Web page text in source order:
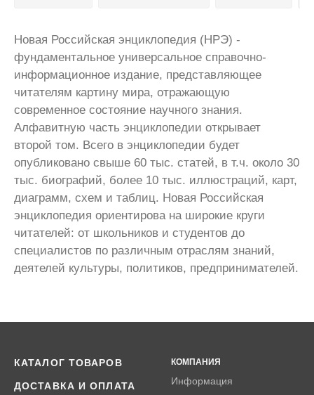
Новая Российская энциклопедия (НРЭ) -
фундаментальное универсальное справочно-
информационное издание, представляющее
читателям картину мира, отражающую
современное состояние научного знания.
Алфавитную часть энциклопедии открывает
второй том. Всего в энциклопедии будет
опубликовано свыше 60 тыс. статей, в т.ч. около 30
тыс. биографий, более 10 тыс. иллюстраций, карт,
диаграмм, схем и таблиц. Новая Российская
энциклопедия ориентирова на широкие круги
читателей: от школьников и студентов до
специалистов по различным отраслям знаний,
деятелей культуры, политиков, предпринимателей.
КАТАЛОГ ТОВАРОВ
ДОСТАВКА И ОПЛАТА
КОМПАНИЯ
Информация